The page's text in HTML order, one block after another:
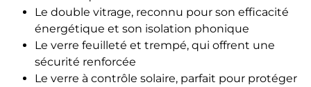
Le double vitrage, reconnu pour son efficacité
énergétique et son isolation phonique
Le verre feuilleté et trempé, qui offrent une
sécurité renforcée
Le verre à contrôle solaire, parfait pour protéger